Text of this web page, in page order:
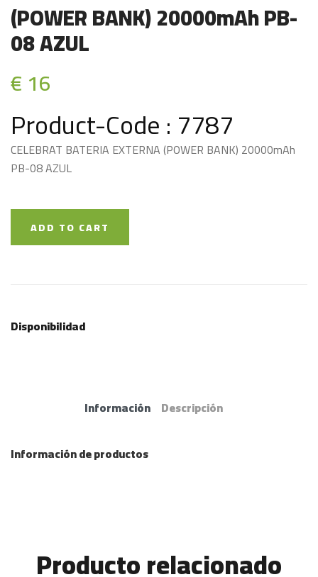
(POWER BANK) 20000mAh PB-
08 AZUL
€ 16
Product-Code : 7787
CELEBRAT BATERIA EXTERNA (POWER BANK) 20000mAh
PB-08 AZUL
ADD TO CART
Disponibilidad
Información Descripción
Información de productos
Producto relacionado